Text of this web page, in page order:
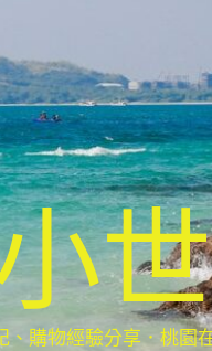
購物經驗分享．桃